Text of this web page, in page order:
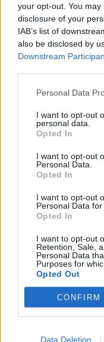
your opt-out. You
disclosure of your
IAB’s list of
also be disclosed by
Downstream
Personal Data
I want to opt-out
personal data.
Opted In
I want to opt-out
Personal Data.
Opted In
I want to opt-out
Personal Data for
Opted In
I want to opt-out
Retention, Sale,
Personal Data
Purposes for
Opted Out
CONFIRM
Data Deletion
Jutta kertoi omassa
katsojille saatta
vaikka on ollutkin
– On ilo saada olla
naisena. Jos luulit
tiedä kaikkea. Tästä